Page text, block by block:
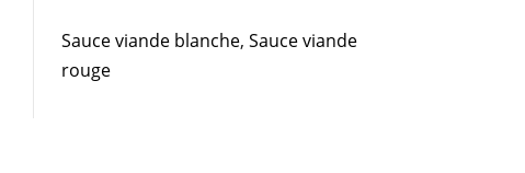
Sauce viande blanche,Sauce viande
rouge